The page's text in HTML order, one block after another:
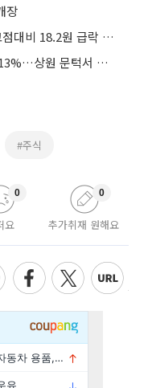
장
물량폭탄 미스터리…원·달러 장중 고점대비 18.2원 급락 ‘올 최대폭’
美 클래리티 법안 연내 통과 가능성 13%…상원 문턱서 제동
#주식
요
0
추가취재 원해요
0